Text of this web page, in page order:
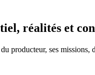
réalités et
producteur, ses